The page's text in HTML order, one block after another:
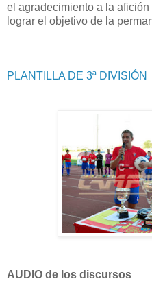
el agradecimiento a la
lograr el objetivo de la
PLANTILLA DE 3ª DIVISIÓN
AUDIO de los discursos